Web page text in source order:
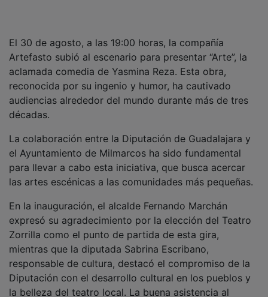
Artefasto subió al escenario para presentar “Arte”, la
aclamada comedia de Yasmina Reza. Esta obra,
reconocida por su ingenio y humor, ha cautivado
audiencias alrededor del mundo durante más de tres
décadas.
el Ayuntamiento de Milmarcos ha sido fundamental
para llevar a cabo esta iniciativa, que busca acercar
las artes escénicas a las comunidades más pequeñas.
expresó su agradecimiento por la elección del Teatro
Zorrilla como el punto de partida de esta gira,
mientras que la diputada Sabrina Escribano,
responsable de cultura, destacó el compromiso de la
Diputación con el desarrollo cultural en los pueblos y
la belleza del teatro local. La buena asistencia al